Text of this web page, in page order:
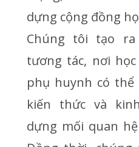
dựng cộng đồng
Chúng tôi tạo
tương tác, nơi
phụ huynh có thể
kiến thức và
dựng mối quan